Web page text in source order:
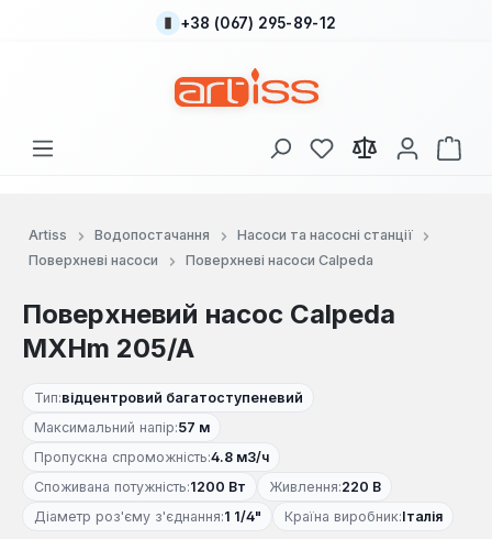
Перейти до основного вмісту
+38 (067) 295-89-12
У вас є 0 у списку
Artiss Водопостачання
Насоси та насосні станції
Поверхневі насоси
Поверхневі насоси Calpeda
Поверхневий насос Calpeda
MXHm 205/A
Тип:відцентровий багатоступеневий
Максимальний напір:57 м
Пропускна спроможність:4.8 м3/ч
Споживана потужність:1200 Вт Живлення:220 В
Діаметр роз'єму з'єднання:1 1/4" Країна виробник:Італія